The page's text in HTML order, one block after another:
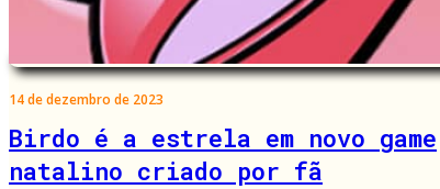
14 de dezembro de 2023
Birdo é a estrela em novo game
natalino criado por fã